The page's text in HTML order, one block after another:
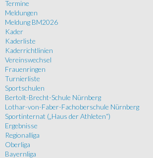
Termine
Meldungen
Meldung BM2026
Kader
Kaderliste
Kaderrichtlinien
Vereinswechsel
Frauenringen
Turnierliste
Sportschulen
Bertolt-Brecht-Schule Nürnberg
Lothar-von-Faber-Fachoberschule Nürnberg
Sportinternat („Haus der Athleten“)
Ergebnisse
Regionalliga
Oberliga
Bayernliga